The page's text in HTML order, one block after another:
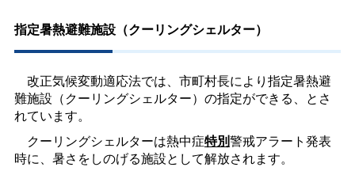
指定暑熱避難施設（クーリングシェルター）
改正気候変動適応法では、市町村長により指定暑熱避
難施設（クーリングシェルター）の指定ができる、とさ
れています。
クーリングシェルターは熱中症特別警戒アラート発表
時に、暑さをしのげる施設として解放されます。